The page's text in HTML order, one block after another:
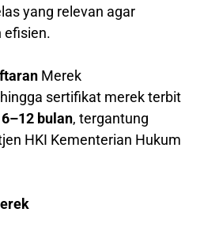
yang relevan agar
efisien.
Merek
sertifikat merek terbit
bulan, tergantung
HKI Kementerian Hukum